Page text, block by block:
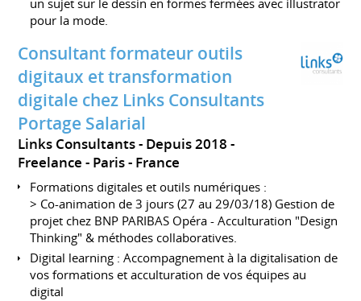
pour la mode.
Consultant formateur outils
digitaux et transformation
digitale chez Links Consultants
Portage Salarial
Links Consultants
Depuis 2018
Freelance
Paris France
Formations digitales et outils numériques :
> Co-animation de 3 jours (27 au 29/03/18) Gestion de
projet chez BNP PARIBAS Opéra - Acculturation "Design
Thinking" & méthodes collaboratives.
Digital learning : Accompagnement à la digitalisation de
vos formations et acculturation de vos équipes au
digital